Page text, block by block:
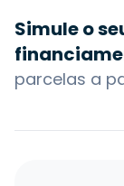
Simule o
parcelas a